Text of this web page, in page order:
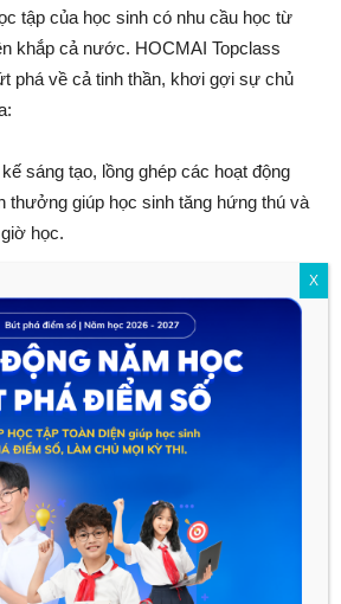
tập của học sinh có nhu cầu học từ
khắp cả nước. HOCMAI Topclass
phá về cả tinh thần, khơi gợi sự chủ
sáng tạo, lồng ghép các hoạt động
thưởng giúp học sinh tăng hứng thú và
học.
dạng từ video bài giảng kết hợp lớp
để các con tương tác 2 chiều trong
mới, thầy cô sẽ là người đưa ra
giải quyết vấn đề thay vì chỉ truyền thụ
được đưa ra ý kiến và luyện tập
của thầy cô, từ đó giúp học sinh
ra được phương pháp để hiểu sâu,
X